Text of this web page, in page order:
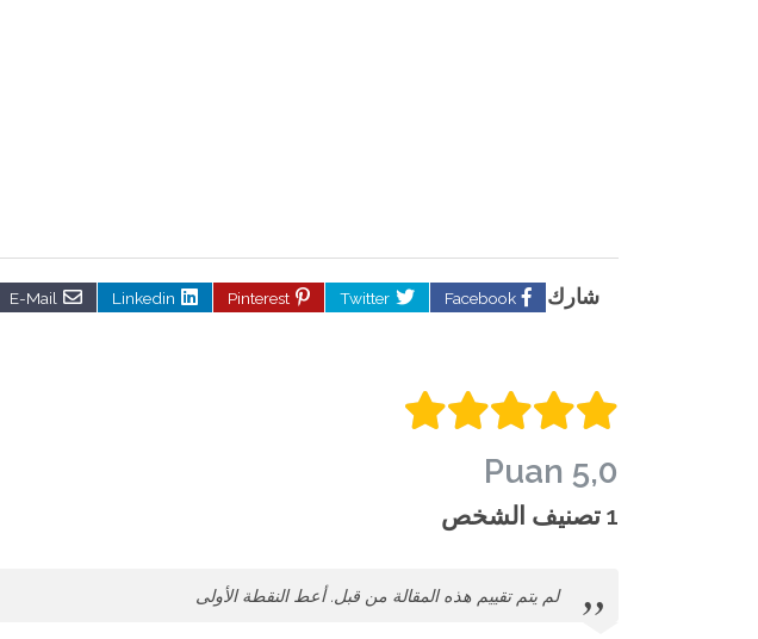
شارك Facebook
Twitter
Pinterest
Linkedin
E-Mail
5,0 Puan
1 تصنيف الشخص
لم يتم تقييم هذه المقالة من قبل. أعط النقطة الأولى